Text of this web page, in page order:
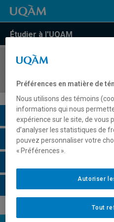
Étudier à l'UQAM
COURS//
Description du cours
Horaire - Été 2026
Préférences en matière de
Nous utilisons des témoins
informations qui nous
expérience sur le site, de vous
d’analyser les statistiques de
pouvez personnaliser votre
« Préférences ».
Tout
Autoriser